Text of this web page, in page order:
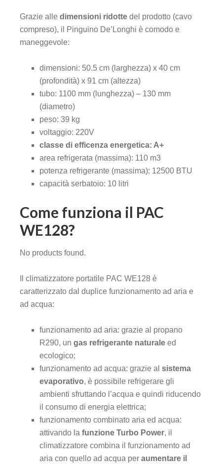
Grazie alle dimensioni ridotte del prodotto (cavo
compreso), il Pinguino De’Longhi è comodo e
maneggevole:
dimensioni: 50.5 cm (larghezza) x 40 cm
(profondità) x 91 cm (altezza)
tubo: 1100 mm (lunghezza) – 130 mm
(diametro)
peso: 39 kg
voltaggio: 220V
classe di efficenza energetica: A+
area refrigerata (massima): 110 m3
potenza refrigerante (massima): 12500 BTU
capacità serbatoio: 10 litri
Come funziona il PAC
WE128?
No products found.
Il climatizzatore portatile PAC WE128 è
caratterizzato dal duplice funzionamento ad aria e
ad acqua:
funzionamento ad aria: grazie al propano
R290, un gas refrigerante naturale ed
ecologico;
funzionamento ad acqua: grazie al sistema
evaporativo, è possibile refrigerare gli
ambienti sfruttando l’acqua e quindi riducendo
il consumo di energia elettrica;
funzionamento combinato aria ed acqua:
attivando la funzione Turbo Power, il
climatizzatore combina il funzionamento ad
aria con quello ad acqua per aumentare il